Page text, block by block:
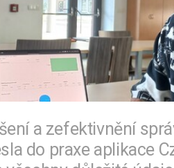
a zefektivnění
do praxe aplikace